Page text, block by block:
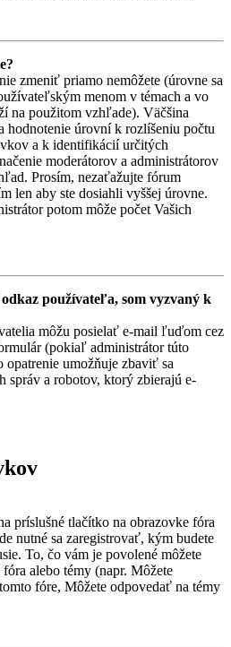
zmeniť priamo nemôžete (úrovne sa
menom v témach a vo
na použitom vzhľade). Väčšina
hodnotenie úrovní k rozlíšeniu počtu
a k identifikácií určitých
moderátorov a administrátorov
Prosím, nezaťažujte fórum
len aby ste dosiahli vyššej úrovne.
potom môže počet Vašich
používateľa, som vyzvaný k
môžu posielať e-mail ľuďom cez
(pokiaľ administrátor túto
umožňuje zbaviť sa
správ a robotov, ktorý zbierajú e-
príslušné tlačítko na obrazovke fóra
nutné sa zaregistrovať, kým budete
To, čo vám je povolené môžete
alebo témy (napr. Môžete
fóre, Môžete odpovedať na témy